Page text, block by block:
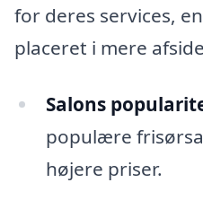
for deres services,
placeret i mere
Salons
populære
højere priser.